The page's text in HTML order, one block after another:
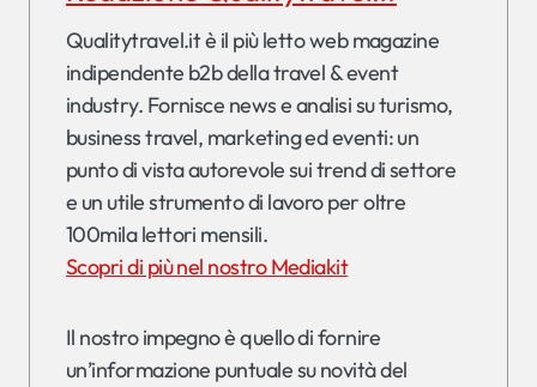
Qualitytravel.it è il più letto web magazine
indipendente b2b della travel & event
industry. Fornisce news e analisi su turismo,
business travel, marketing ed eventi: un
punto di vista autorevole sui trend di settore
e un utile strumento di lavoro per oltre
100mila lettori mensili.
Scopri di più nel nostro Mediakit
Il nostro impegno è quello di fornire
un’informazione puntuale su novità del